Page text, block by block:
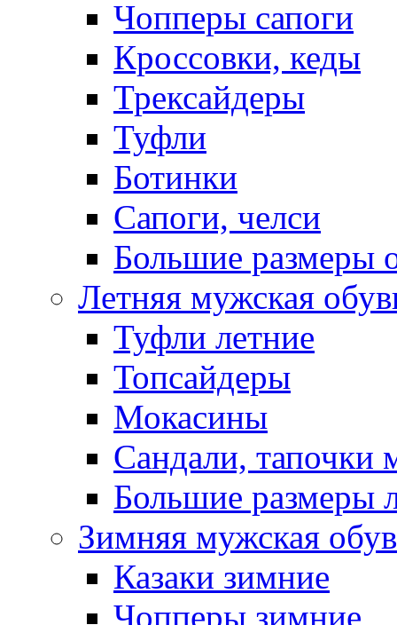
Чопперы сапоги
Кроссовки, кеды
Трексайдеры
Туфли
Ботинки
Сапоги, челси
Большие размеры
Летняя мужская
Туфли летние
Топсайдеры
Мокасины
Сандали, тапочки
Большие размеры
Зимняя мужская
Казаки зимние
Чопперы зимние